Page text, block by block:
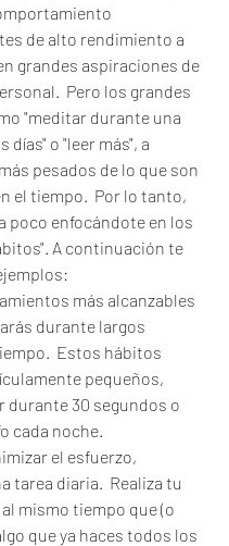
de alto rendimiento a
grandes aspiraciones de
Pero los grandes
"meditar durante una
días" o "leer más", a
pesados ​​de lo que son
el tiempo.  Por lo tanto,
poco enfocándote en los
A continuación te
más alcanzables
durante largos
Estos hábitos
pequeños,
durante 30 segundos o
cada noche.
el esfuerzo,
tarea diaria.  Realiza tu
mismo tiempo que (o
que ya haces todos los